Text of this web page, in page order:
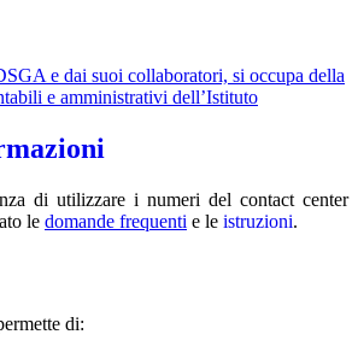
e dai suoi collaboratori, si occupa della
e amministrativi dell’Istituto
di utilizzare i numeri del contact center
le domande frequenti e le istruzioni.
di: